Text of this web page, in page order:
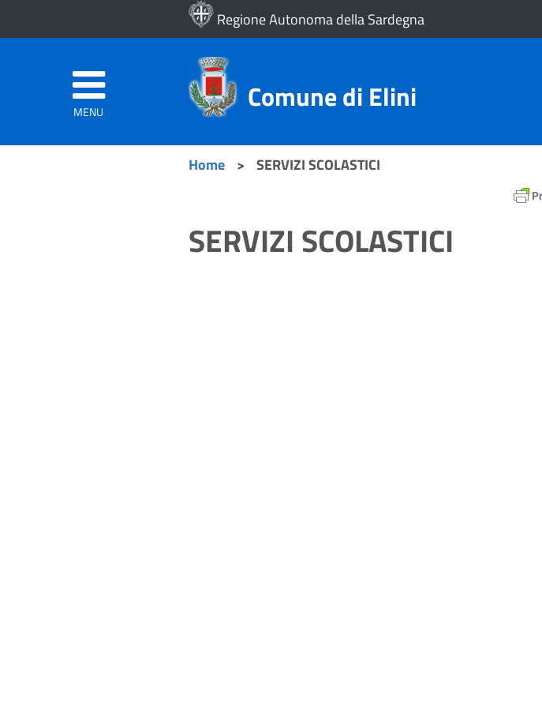
Regione Autonoma della Sardegna
MENU Comune di Elini
Home > SERVIZI SCOLASTICI
SERVIZI SCOLASTICI